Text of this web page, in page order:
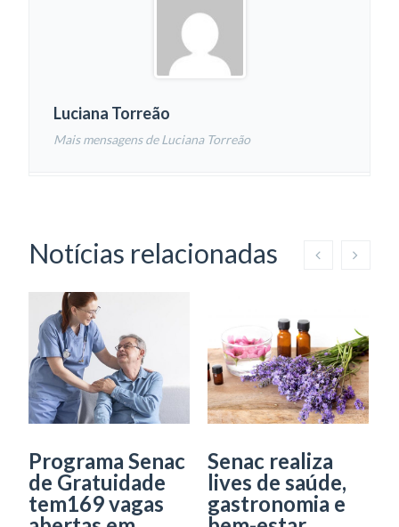
Luciana Torreão
Mais mensagens de Luciana Torreão
Notícias relacionadas
Programa Senac
de Gratuidade
tem169 vagas
Senac realiza
lives de saúde,
gastronomia e